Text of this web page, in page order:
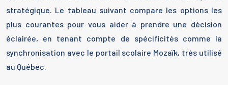
stratégique. Le tableau suivant compare les options les
plus courantes pour vous aider à prendre une décision
éclairée, en tenant compte de spécificités comme la
synchronisation avec le portail scolaire Mozaïk, très utilisé
au Québec.